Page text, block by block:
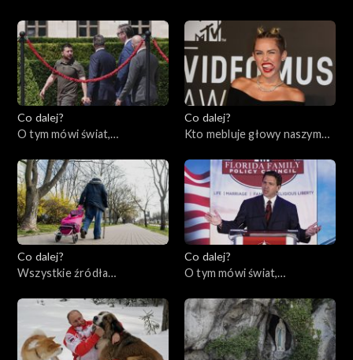
Co dalej?
O tym mówi świat,
Co dalej?
Kto mebluje głowy naszym
Co dalej?
Wszystkie źródła
Co dalej?
O tym mówi świat,